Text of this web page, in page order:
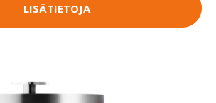
LISÄTIETOJA